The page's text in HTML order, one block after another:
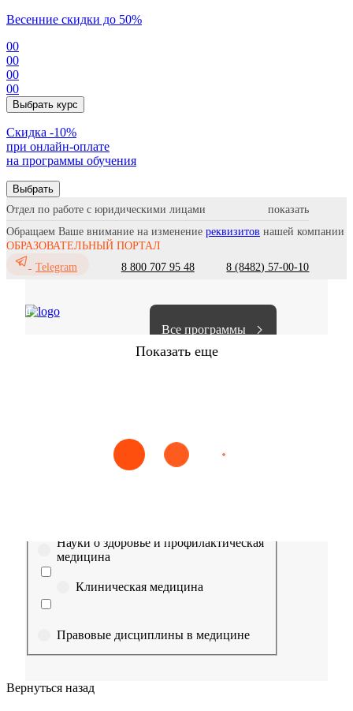
Весенние скидки до 50%
00
00
00
00
Выбрать курс
Cкидка -10%
при онлайн-оплате
на программы обучения
Выбрать
Отдел по работе с юридическими лицами
Обращаем Ваше внимание на изменение реквизитов нашей компании
ОБРАЗОВАТЕЛЬНЫЙ ПОРТАЛ
Telegram
8 800 707 95 48 8 (8482) 57-00-10
Все программы
Показать еще
Сестринское дело Эпидемиология Медицинская помощь
Выберите направление
Науки о здоровье и профилактическая
медицина
Клиническая медицина
Правовые дисциплины в медицине
Вернуться назад